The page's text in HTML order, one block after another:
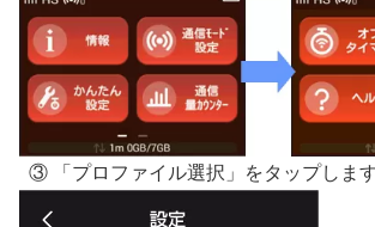
③ 「プロファイル選択」をタップします